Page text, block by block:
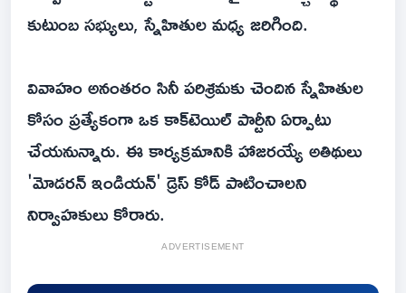
కుటుంబ సభ్యులు, స్నేహితుల మధ్య జరిగింది.
వివాహం అనంతరం సినీ పరిశ్రమకు చెందిన స్నేహితుల
కోసం ప్రత్యేకంగా ఒక కాక్‌టెయిల్ పార్టీని ఏర్పాటు
చేయనున్నారు. ఈ కార్యక్రమానికి హాజరయ్యే అతిథులు
'మోడరన్ ఇండియన్' డ్రెస్ కోడ్ పాటించాలని
నిర్వాహకులు కోరారు.
ADVERTISEMENT